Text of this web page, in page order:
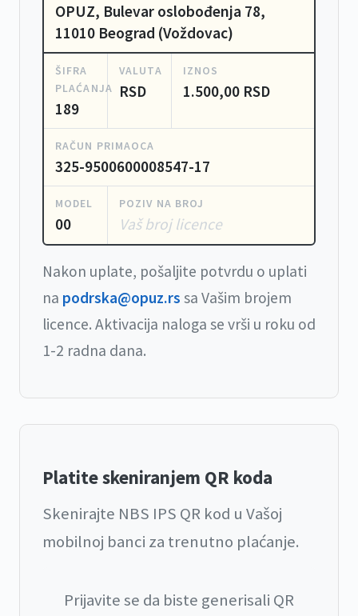
OPUZ, Bulevar oslobođenja 78,
11010 Beograd (Voždovac)
ŠIFRA
PLAĆANJA
189
VALUTA
RSD
IZNOS
1.500,00 RSD
RAČUN PRIMAOCA
325-9500600008547-17
MODEL
00
POZIV NA BROJ
Vaš broj licence
Nakon uplate, pošaljite potvrdu o uplati
na podrska@opuz.rs sa Vašim brojem
licence. Aktivacija naloga se vrši u roku od
1-2 radna dana.
Platite skeniranjem QR koda
Skenirajte NBS IPS QR kod u Vašoj
mobilnoj banci za trenutno plaćanje.
Prijavite se da biste generisali QR